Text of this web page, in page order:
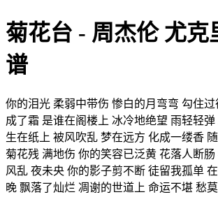
菊花台 - 周杰伦 尤克
谱
你的泪光 柔弱中带伤 惨白的月弯弯 勾住
成了霜 是谁在阁楼上 冰冷地绝望 雨轻轻
生在纸上 被风吹乱 梦在远方 化成一缕香
菊花残 满地伤 你的笑容已泛黄 花落人断
风乱 夜未央 你的影子剪不断 徒留我孤单
晚 飘落了灿烂 凋谢的世道上 命运不堪 愁